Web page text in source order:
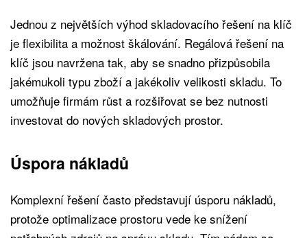
Jednou z největších výhod skladovacího řešení na klíč
je flexibilita a možnost škálování. Regálová řešení na
klíč jsou navržena tak, aby se snadno přizpůsobila
jakémukoli typu zboží a jakékoliv velikosti skladu. To
umožňuje firmám růst a rozšiřovat se bez nutnosti
investovat do nových skladových prostor.
Úspora nákladů
Komplexní řešení často představují úsporu nákladů,
protože optimalizace prostoru vede ke snížení